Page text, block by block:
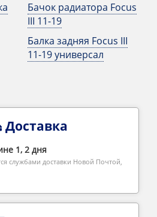
Бачок радиатора Focus
III 11-19
Балка задняя Focus III
11-19 универсал
Доставка
1, 2 дня
службами доставки Новой Почтой,